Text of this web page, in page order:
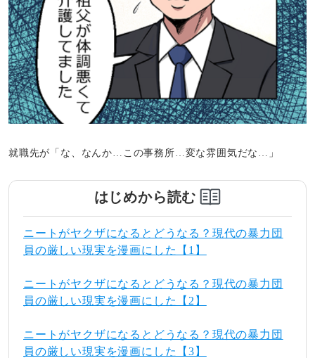
就職先が「な、なんか…この事務所…変な雰囲気だな…」
はじめから読む
ニートがヤクザになるとどうなる？現代の暴力団
員の厳しい現実を漫画にした【1】
ニートがヤクザになるとどうなる？現代の暴力団
員の厳しい現実を漫画にした【2】
ニートがヤクザになるとどうなる？現代の暴力団
員の厳しい現実を漫画にした【3】